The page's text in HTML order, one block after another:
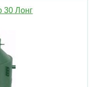
30 Лонг